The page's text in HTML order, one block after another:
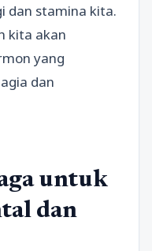
dan stamina kita.
kita akan
yang
dan
untuk
dan